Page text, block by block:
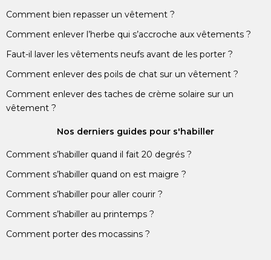
Comment bien repasser un vêtement ?
Comment enlever l’herbe qui s’accroche aux vêtements ?
Faut-il laver les vêtements neufs avant de les porter ?
Comment enlever des poils de chat sur un vêtement ?
Comment enlever des taches de crème solaire sur un
vêtement ?
Nos derniers guides pour s'habiller
Comment s’habiller quand il fait 20 degrés ?
Comment s’habiller quand on est maigre ?
Comment s’habiller pour aller courir ?
Comment s’habiller au printemps ?
Comment porter des mocassins ?